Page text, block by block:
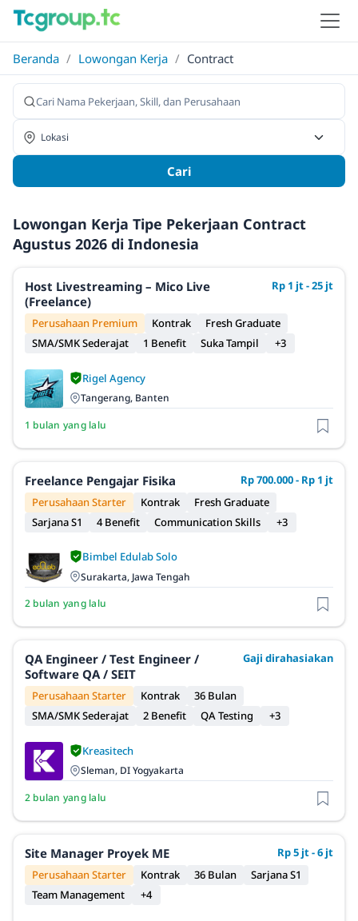
Beranda / Lowongan Kerja / Contract
Cari
Lowongan Kerja Tipe Pekerjaan Contract
Agustus 2026 di Indonesia
Host Livestreaming – Mico Live
(Freelance)
Rp 1 jt - 25 jt
Perusahaan Premium Kontrak
Fresh Graduate
SMA/SMK Sederajat
1 Benefit Suka Tampil +3
Rigel Agency
Tangerang, Banten
1 bulan yang lalu
Freelance Pengajar Fisika
Rp 700.000 - Rp 1 jt
Perusahaan Starter
Kontrak
Fresh Graduate
Sarjana S1
4 Benefit Communication Skills +3
Bimbel Edulab Solo
Surakarta, Jawa Tengah
2 bulan yang lalu
QA Engineer / Test Engineer /
Software QA / SEIT
Gaji dirahasiakan
Perusahaan Starter Kontrak
36 Bulan
SMA/SMK Sederajat
2 Benefit QA Testing +3
Kreasitech
Sleman, DI Yogyakarta
2 bulan yang lalu
Site Manager Proyek ME
Rp 5 jt - 6 jt
Perusahaan Starter
Kontrak 36 Bulan
Sarjana S1
Team Management
+4